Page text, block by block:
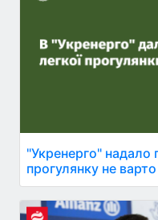
"Укренерго" надало
прогулянку не